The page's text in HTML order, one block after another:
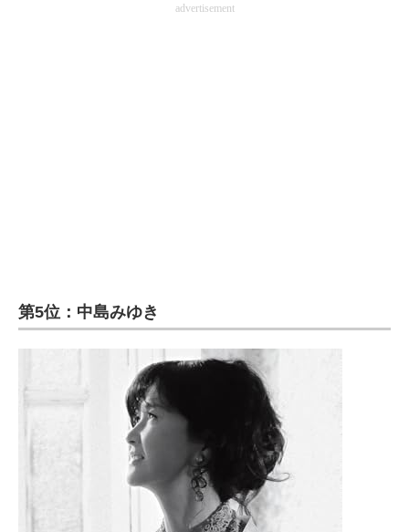
advertisement
第5位：中島みゆき